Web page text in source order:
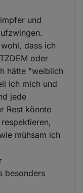
und
dass ich
oder
hätte "weiblich
ich mich und
jede
Rest könnte
mühsam ich
besonders